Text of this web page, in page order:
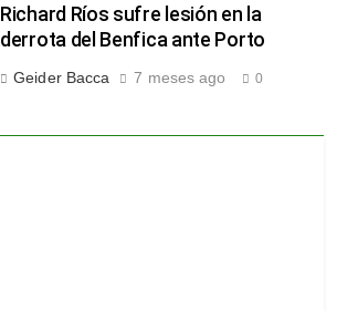
Richard Ríos sufre lesión en la
derrota del Benfica ante Porto
Geider Bacca 7 meses ago 0